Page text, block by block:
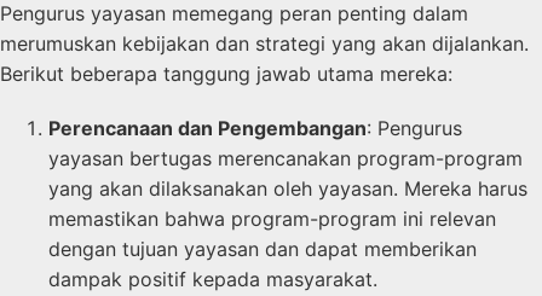
Pengurus yayasan memegang peran penting dalam
merumuskan kebijakan dan strategi yang akan dijalankan.
Berikut beberapa tanggung jawab utama mereka:
Perencanaan dan Pengembangan: Pengurus
yayasan bertugas merencanakan program-program
yang akan dilaksanakan oleh yayasan. Mereka harus
memastikan bahwa program-program ini relevan
dengan tujuan yayasan dan dapat memberikan
dampak positif kepada masyarakat.